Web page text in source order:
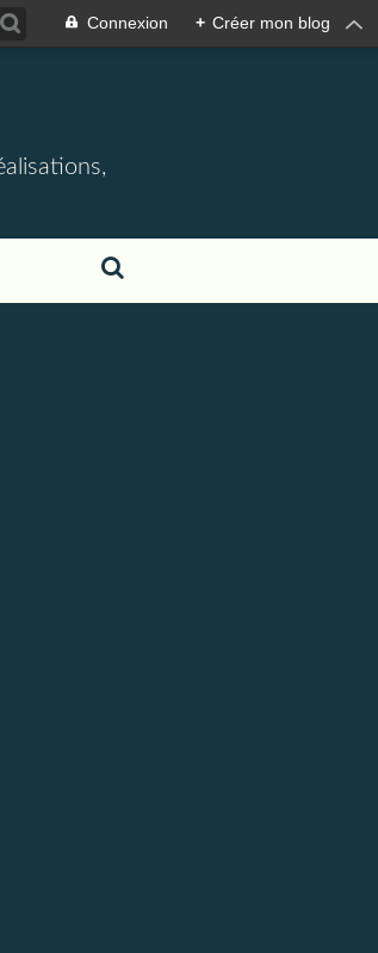
Connexion + Créer mon blog